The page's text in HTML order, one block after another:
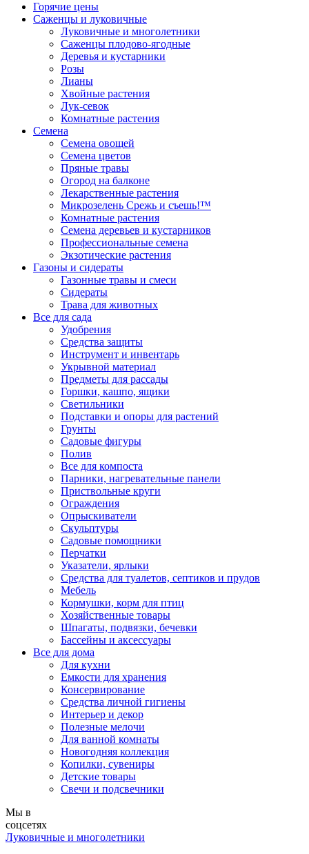
Горячие цены
Саженцы и луковичные
Луковичные и многолетники
Саженцы плодово-ягодные
Деревья и кустарники
Розы
Лианы
Хвойные растения
Лук-севок
Комнатные растения
Семена
Семена овощей
Семена цветов
Пряные травы
Огород на балконе
Лекарственные растения
Микрозелень Срежь и съешь!™
Комнатные растения
Семена деревьев и кустарников
Профессиональные семена
Экзотические растения
Газоны и сидераты
Газонные травы и смеси
Сидераты
Трава для животных
Все для сада
Удобрения
Средства защиты
Инструмент и инвентарь
Укрывной материал
Предметы для рассады
Горшки, кашпо, ящики
Светильники
Подставки и опоры для растений
Грунты
Садовые фигуры
Полив
Все для компоста
Парники, нагревательные панели
Приствольные круги
Ограждения
Опрыскиватели
Скульптуры
Садовые помощники
Перчатки
Указатели, ярлыки
Средства для туалетов, септиков и прудов
Мебель
Кормушки, корм для птиц
Хозяйственные товары
Шпагаты, подвязки, бечевки
Бассейны и аксессуары
Все для дома
Для кухни
Емкости для хранения
Консервирование
Средства личной гигиены
Интерьер и декор
Полезные мелочи
Для ванной комнаты
Новогодняя коллекция
Копилки, сувениры
Детские товары
Свечи и подсвечники
Мы в
соцсетях
Луковичные и многолетники